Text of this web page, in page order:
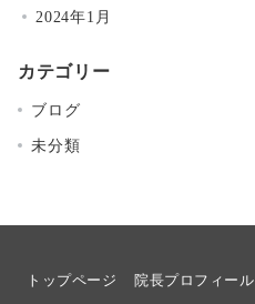
2024年1月
カテゴリー
ブログ
未分類
トップページ 院長プロフィール